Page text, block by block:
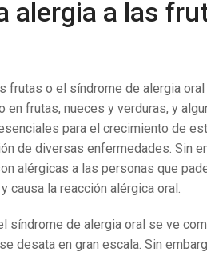
alergia a las
frutas o el síndrome de alergia
en frutas, nueces y verduras, y
para el crecimiento de
de diversas enfermedades. Sin
alérgicas a las personas que
causa la reacción alérgica oral.
síndrome de alergia oral se ve
desata en gran escala. Sin